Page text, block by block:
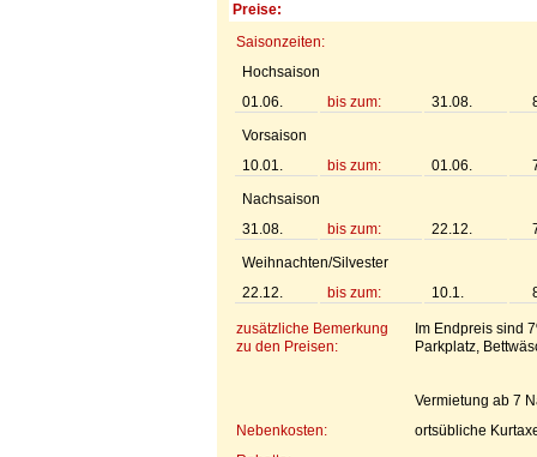
Preise:
Saisonzeiten:
Hochsaison
01.06.
bis zum: 31.08.
Vorsaison
10.01.
bis zum: 01.06.
Nachsaison
31.08.
bis zum: 22.12.
Weihnachten/Silvester
22.12.
bis zum: 10.1.
zusätzliche Bemerkung
zu den Preisen:
Im Endpreis sind
Parkplatz,
Vermietung ab 7
Nebenkosten:
ortsübliche